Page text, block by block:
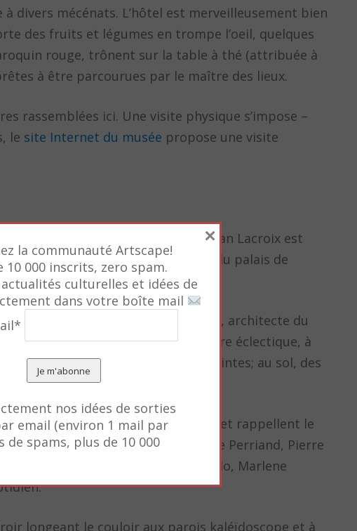
divers mécénats. L’hôtel est merveilleusement bien
des fruits et légumes en trompe l’oeil, quelques
rouge, trônent sur la table à thé (attribuée à
à être parcourues par le maître des lieux.
rassemblées ici. Une visite physique s’impose –
le site Internet du musée propose une visite
un même esprit baroque. Christian Lacroix est
ans de création, à parer la Suite du palais de
des années 1930 de Jacques Carlu, architecte du
sur Paris, est aménagé de manière éclectique, à
Sur les murs, des toiles peintes; au sol, des
fuschia, jaune souffre) – dominent et rappellent le
Prouvé, Joe Colombo, Charlotte Perriand, Pierre
d’art (Daniel Firman, Hervé Salgado, Marlene
longeant le couloir aux parois kaléïdoscope et à
la communauté Artscape!
10 000 inscrits, zero spam.
culturelles et idées de
dans votre boîte mail
nos idées de sorties
email (environ 1 mail par
de spams, plus de 10 000
×